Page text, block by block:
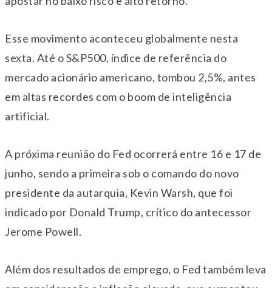
Esse movimento aconteceu globalmente nesta
sexta. Até o S&P500, índice de referência do
mercado acionário americano, tombou 2,5%, antes
em altas recordes com o boom de inteligência
artificial.
A próxima reunião do Fed ocorrerá entre 16 e 17 de
junho, sendo a primeira sob o comando do novo
presidente da autarquia, Kevin Warsh, que foi
indicado por Donald Trump, crítico do antecessor
Jerome Powell.
Além dos resultados de emprego, o Fed também leva